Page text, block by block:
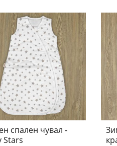
спален чувал -
Stars